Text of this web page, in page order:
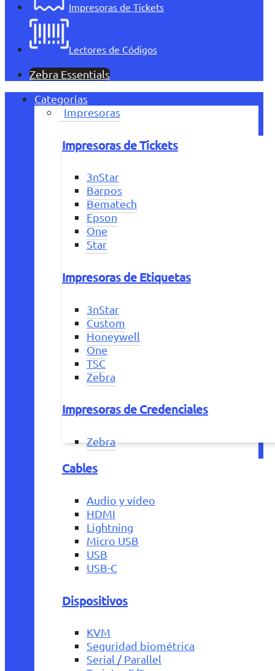
Impresoras de Tickets
Lectores de Códigos
Zebra Essentials
Categorías
Impresoras
Impresoras de Tickets
3nStar
Barpos
Bematech
Epson
One
Star
Impresoras de Etiquetas
3nStar
Custom
Honeywell
One
TSC
Zebra
Impresoras de Credenciales
Zebra
Cables
Audio y vídeo
HDMI
Lightning
Micro USB
USB
USB-C
Dispositivos
KVM
Seguridad biométrica
Serial / Parallel